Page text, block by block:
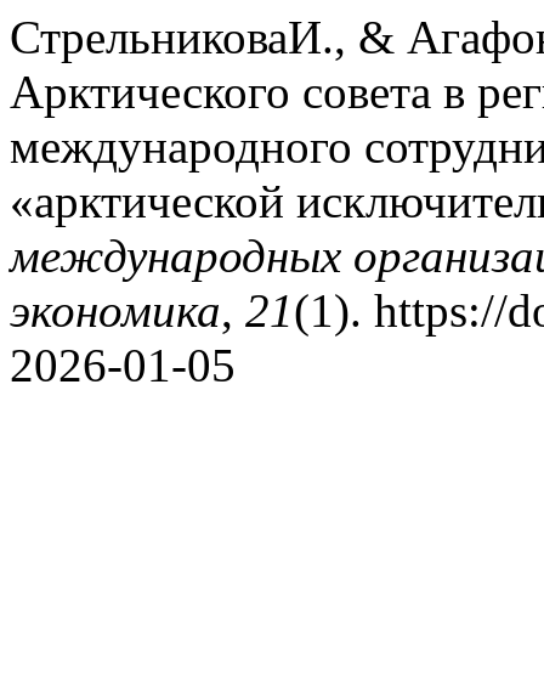
СтрельниковаИ., &
Арктического совета в
международного
«арктической
международных
экономика, 21(1). https://
2026-01-05